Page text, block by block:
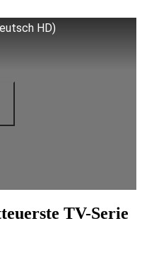
HD)
TV-Serie